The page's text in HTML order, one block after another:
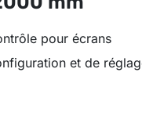
pour écrans
et de